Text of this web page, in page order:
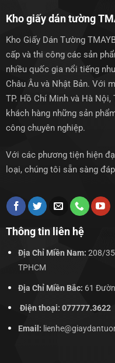
Kho giấy dán tường
Kho Giấy Dán Tường
cấp và thi công các sản
nhiều quốc gia nổi tiếng
Châu Âu và Nhật Bản. Với
TP. Hồ Chí Minh và Hà
khách hàng những sản
công chuyên nghiệp.
Với các phương tiện hiện
loại, chúng tôi sẵn sàng
Thông tin liên hệ
Địa Chỉ Miền Nam: 208/35
TPHCM
Địa Chỉ Miền Bắc: 61
Điện thoại: 077777.3622
Email: